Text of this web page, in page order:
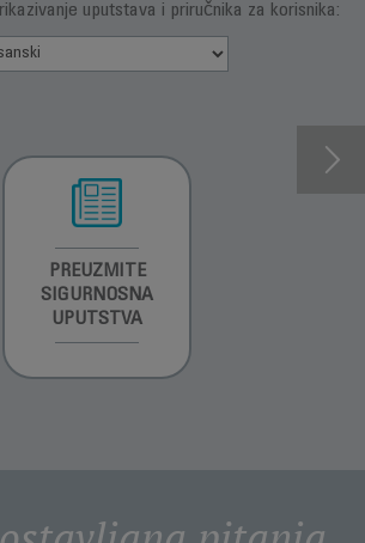
uputstava i priručnika za korisnika:
PREUZMITE
SIGURNOSNA
UPUTSTVA